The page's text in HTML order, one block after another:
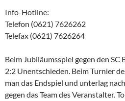
Info-Hotline:
Telefon (0621) 7626262
Telefax (0621) 7626264
Beim Jubiläumsspiel gegen den SC
2:2 Unentschieden. Beim Turnier
man das Endspiel und unterlag
gegen das Team des Veranstalter.